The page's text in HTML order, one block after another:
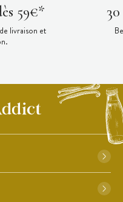
59€*
livraison et